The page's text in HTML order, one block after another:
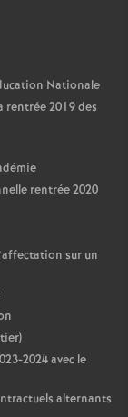
Nationale
rentrée 2019 des
rentrée 2020
sur un
2024 avec le
alternants